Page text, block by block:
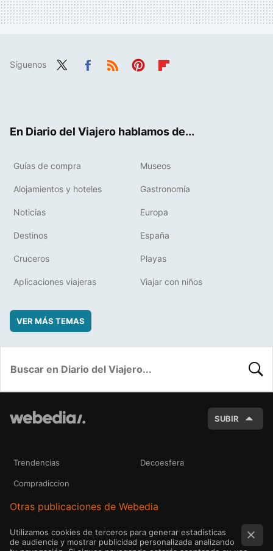
Síguenos
En Diario del Viajero hablamos de...
Guías de compra Museos
Alojamientos y hoteles Gastronomía
Noticias Europa
Destinos España
Cruceros Playas
Aplicaciones viajeras Viajar con niños
VER MÁS TEMAS
SUBIR
Trendencias Decoesfera
Compradiccion
Otras publicaciones de Webedia
Utilizamos cookies de terceros para generar estadísticas
de audiencia y mostrar publicidad personalizada analizando